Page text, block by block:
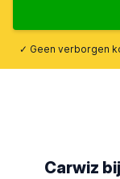
✓ Geen verborgen
Carwiz